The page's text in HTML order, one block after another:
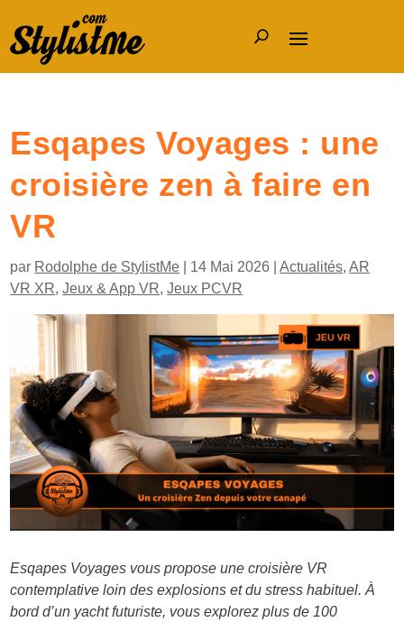
Esqapes Voyages : une
croisière zen à faire en
VR
par Rodolphe de StylistMe 14 Mai 2026 |Actualités,AR
VR XR,Jeux & App VR,Jeux PCVR
Esqapes Voyages vous propose une croisière VR
contemplative loin des explosions et du stress habituel. À
bord d’un yacht futuriste, vous explorez plus de 100